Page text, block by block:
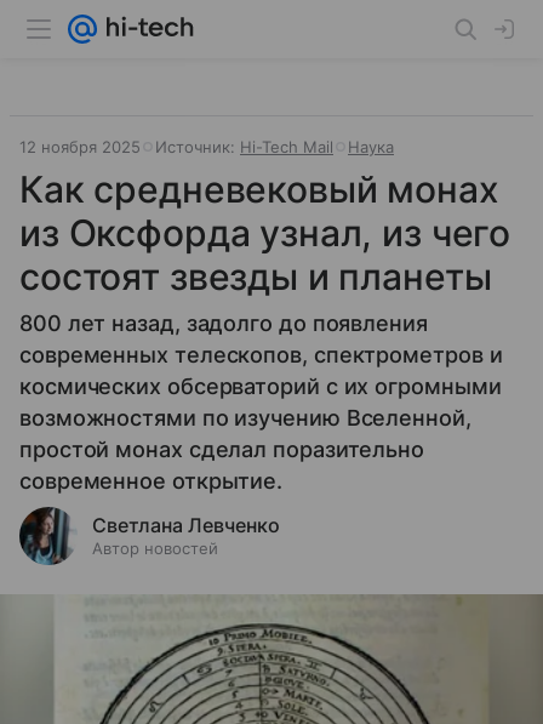
12 ноября 2025 Источник: Hi-Tech Mail Наука
Как средневековый монах
из Оксфорда узнал, из чего
состоят звезды и планеты
800 лет назад, задолго до появления
современных телескопов, спектрометров и
космических обсерваторий с их огромными
возможностями по изучению Вселенной,
простой монах сделал поразительно
современное открытие.
Светлана Левченко
Автор новостей